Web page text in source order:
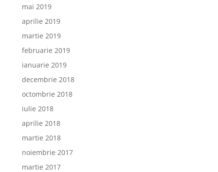
mai 2019
aprilie 2019
martie 2019
februarie 2019
ianuarie 2019
decembrie 2018
octombrie 2018
iulie 2018
aprilie 2018
martie 2018
noiembrie 2017
martie 2017